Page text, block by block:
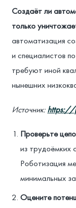
Создаёт ли
только
автоматизация
и специалистов
требуют иной
нынешних
Источник:https://
Проверьте
из трудоёмких
Роботизация
минимальных
Оцените